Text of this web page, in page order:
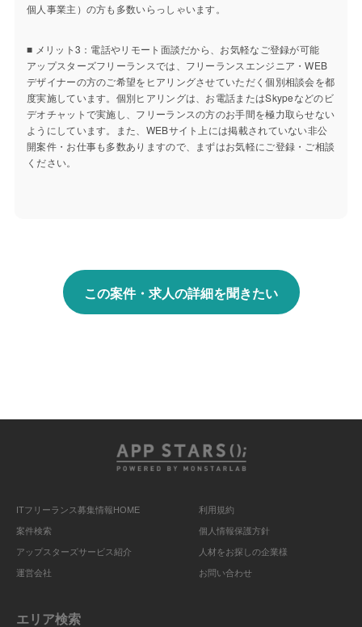
個人事業主）の方も多数いらっしゃいます。
■ メリット3：電話やリモート面談だから、お気軽なご登録が可能
アップスターズフリーランスでは、フリーランスエンジニア・WEB
デザイナーの方のご希望をヒアリングさせていただく個別相談会を都
度実施しています。個別ヒアリングは、お電話またはSkypeなどのビ
デオチャットで実施し、フリーランスの方のお手間を極力取らせない
ようにしています。また、WEBサイト上には掲載されていない非公
開案件・お仕事も多数ありますので、まずはお気軽にご登録・ご相談
ください。
この案件・求人の詳細を聞きたい
ITフリーランス募集情報HOME
案件検索
アップスターズサービス紹介
運営会社
利用規約
個人情報保護方針
人材をお探しの企業様
お問い合わせ
エリア検索